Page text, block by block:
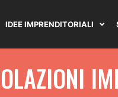
IDEE IMPRENDITORIALI